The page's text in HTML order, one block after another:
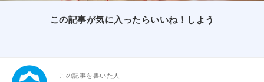
この記事が気に入ったらいいね！しよう
この記事を書いた人